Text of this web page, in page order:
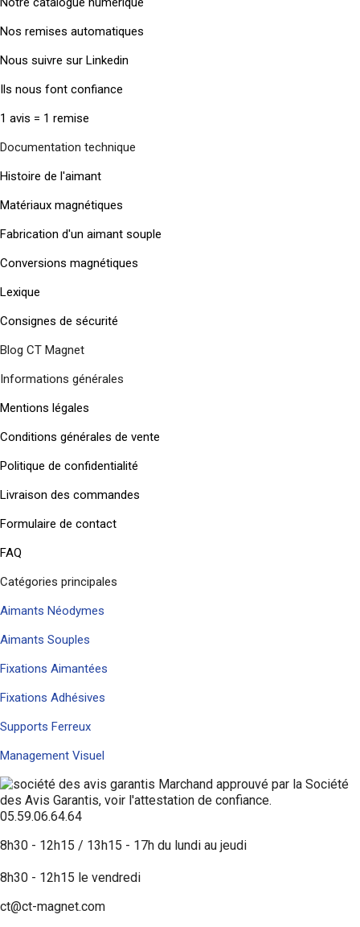
Nos remises automatiques
Nous suivre sur Linkedin
Ils nous font confiance
1 avis = 1 remise
Documentation technique
Histoire de l'aimant
Matériaux magnétiques
Fabrication d'un aimant souple
Conversions magnétiques
Lexique
Consignes de sécurité
Blog CT Magnet
Informations générales
Mentions légales
Conditions générales de vente
Politique de confidentialité
Livraison des commandes
Formulaire de contact
FAQ
Catégories principales
Aimants Néodymes
Aimants Souples
Fixations Aimantées
Fixations Adhésives
Supports Ferreux
Management Visuel
Marchand approuvé par la Société
des Avis Garantis, voir l'attestation de confiance.
05.59.06.64.64
8h30 - 12h15 / 13h15 - 17h du lundi au jeudi
8h30 - 12h15 le vendredi
ct@ct-magnet.com